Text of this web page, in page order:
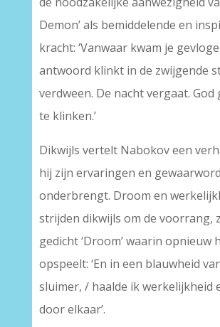
Demon’ als bemiddelende en
kracht: ‘Vanwaar kwam je
antwoord klinkt in de zwijgende
verdween. De nacht vergaat. God
te klinken.’
Dikwijls vertelt Nabokov een
hij zijn ervaringen en
onderbrengt. Droom en
strijden dikwijls om de voorrang,
gedicht ‘Droom’ waarin opnieuw
opspeelt: ‘En in een blauwheid
sluimer, / haalde ik werkelijkheid
door elkaar’.